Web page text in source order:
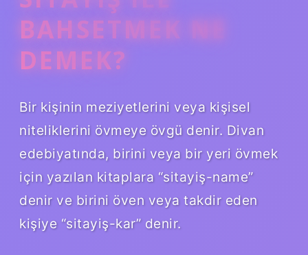
BAHSETMEK NE
DEMEK?
Bir kişinin meziyetlerini veya kişisel
niteliklerini övmeye övgü denir. Divan
edebiyatında, birini veya bir yeri övmek
için yazılan kitaplara “sitayiş-name”
denir ve birini öven veya takdir eden
kişiye “sitayiş-kar” denir.